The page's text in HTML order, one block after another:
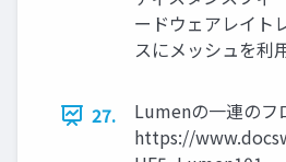
ードウェアレイト
スにメッシュを利
27.
Lumenの一連のフ
https://